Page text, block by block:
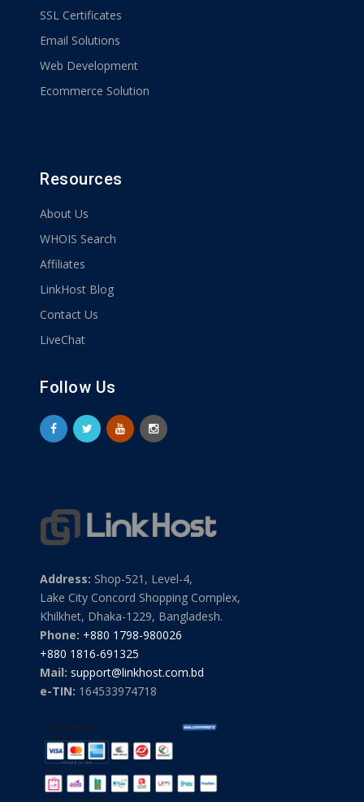
SSL Certificates
Email Solutions
Web Development
Ecommerce Solution
Resources
About Us
WHOIS Search
Affiliates
LinkHost Blog
Contact Us
LiveChat
Follow Us
Address: Shop-521, Level-4,
Lake City Concord Shopping Complex,
Khilkhet, Dhaka-1229, Bangladesh.
Phone: +880 1798-980026
+880 1816-691325
Mail: support@linkhost.com.bd
e-TIN: 164533974718